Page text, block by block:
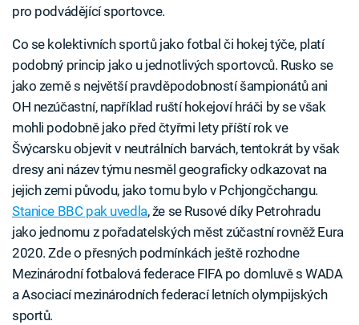
pro podvádějící sportovce.
Co se kolektivních sportů jako fotbal či hokej týče, platí
podobný princip jako u jednotlivých sportovců. Rusko se
jako země s největší pravděpodobností šampionátů ani
OH nezúčastní, například ruští hokejoví hráči by se však
mohli podobně jako před čtyřmi lety příští rok ve
Švýcarsku objevit v neutrálních barvách, tentokrát by však
dresy ani název týmu nesměl geograficky odkazovat na
jejich zemi původu, jako tomu bylo v Pchjongčchangu.
Stanice BBC pak uvedla, že se Rusové díky Petrohradu
jako jednomu z pořadatelských měst zúčastní rovněž Eura
2020. Zde o přesných podmínkách ještě rozhodne
Mezinárodní fotbalová federace FIFA po domluvě s WADA
a Asociací mezinárodních federací letních olympijských
sportů.